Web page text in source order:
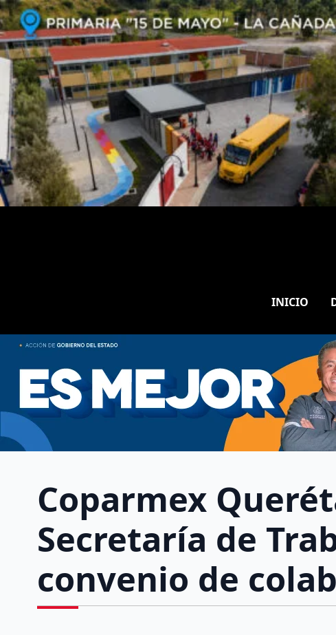
INICIO
Coparmex
Secretaría de
convenio de